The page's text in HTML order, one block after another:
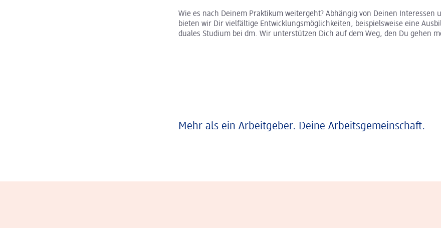
Wie es nach Deinem Praktikum weitergeht? Abhängig von Deinen Interessen
bieten wir Dir vielfältige Entwicklungsmöglichkeiten, beispielsweise eine
duales Studium bei dm. Wir unterstützen Dich auf dem Weg, den Du gehen
Mehr als ein Arbeitgeber. Deine Arbeitsgemeinschaft.